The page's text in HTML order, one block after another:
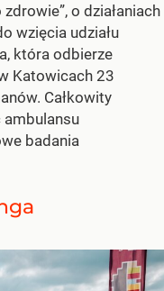
o działaniach
wzięcia udziału
która odbierze
Katowicach 23
Całkowity
ambulansu
badania